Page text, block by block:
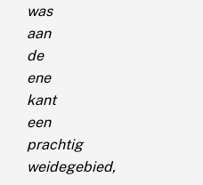
was
aan
de
ene
kant
een
prachtig
weidegebied,